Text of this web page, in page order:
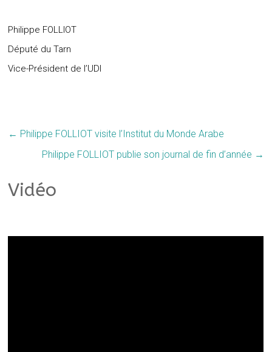
Philippe FOLLIOT
Député du Tarn
Vice-Président de l’UDI
← Philippe FOLLIOT visite l’Institut du Monde Arabe
Philippe FOLLIOT publie son journal de fin d’année →
Vidéo